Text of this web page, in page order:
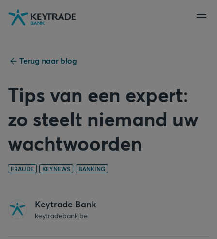
Naar
navigatie
Naar
aanmelden
Naar
inhoud
Terug naar blog
Tips van een expert:
zo steelt niemand uw
wachtwoorden
FRAUDE KEYNEWS BANKING
Keytrade Bank
keytradebank.be